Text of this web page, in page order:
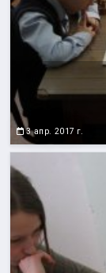
3 апр. 2017 г.